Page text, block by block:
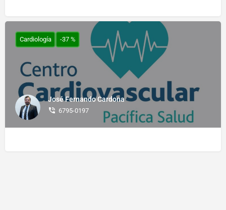
José Fernando Cardona
6795-0197
Cardiología -37 %